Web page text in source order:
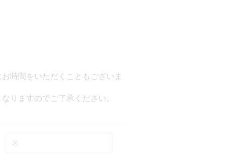
時間をいただくこともございま
りますのでご了承ください。